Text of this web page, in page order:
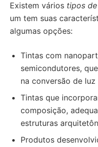
Existem vários tipos
um tem suas
algumas opções:
Tintas com
semicondutores,
na conversão de luz
Tintas que
composição,
estruturas
Produtos